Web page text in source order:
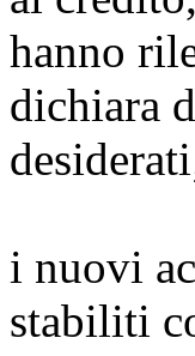
hanno
dichiara
i nuovi
stabiliti